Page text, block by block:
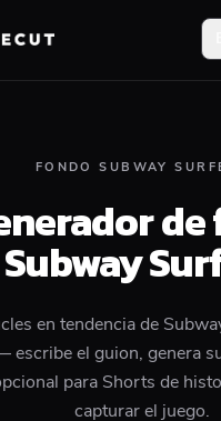
FONDO SUBWAY
Subway
en tendencia de
escribe el guion, genera
para Shorts de
capturar el juego.